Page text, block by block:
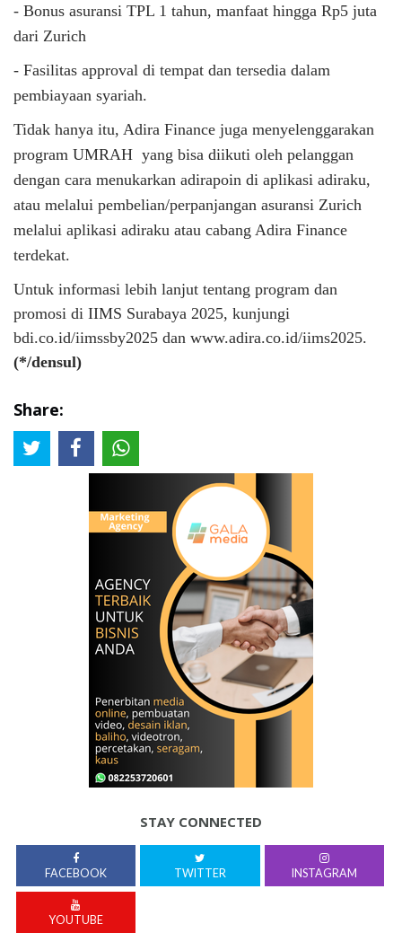
- Bonus asuransi TPL 1 tahun, manfaat hingga Rp5 juta
dari Zurich
- Fasilitas approval di tempat dan tersedia dalam
pembiayaan syariah.
Tidak hanya itu, Adira Finance juga menyelenggarakan
program UMRAH yang bisa diikuti oleh pelanggan
dengan cara menukarkan adirapoin di aplikasi adiraku,
atau melalui pembelian/perpanjangan asuransi Zurich
melalui aplikasi adiraku atau cabang Adira Finance
terdekat.
Untuk informasi lebih lanjut tentang program dan
promosi di IIMS Surabaya 2025, kunjungi
bdi.co.id/iimssby2025 dan www.adira.co.id/iims2025.
(*/densul)
Share:
STAY CONNECTED
FACEBOOK TWITTER INSTAGRAM
YOUTUBE